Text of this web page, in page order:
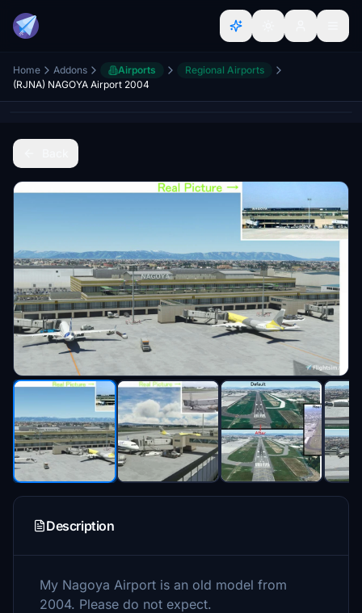
Home Addons Airports
Regional Airports
(RJNA) NAGOYA Airport 2004
Description
My Nagoya Airport is an old model from
2004. Please do not expect.